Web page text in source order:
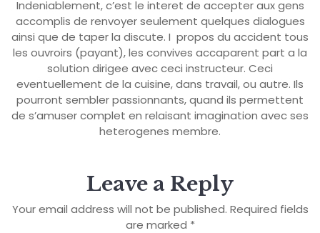
Indeniablement, c’est le interet de accepter aux gens
accomplis de renvoyer seulement quelques dialogues
ainsi que de taper la discute. I propos du accident tous
les ouvroirs (payant), les convives accaparent part a la
solution dirigee avec ceci instructeur. Ceci
eventuellement de la cuisine, dans travail, ou autre. Ils
pourront sembler passionnants, quand ils permettent
de s’amuser complet en relaisant imagination avec ses
heterogenes membre.
Leave a Reply
Your email address will not be published. Required fields
are marked *